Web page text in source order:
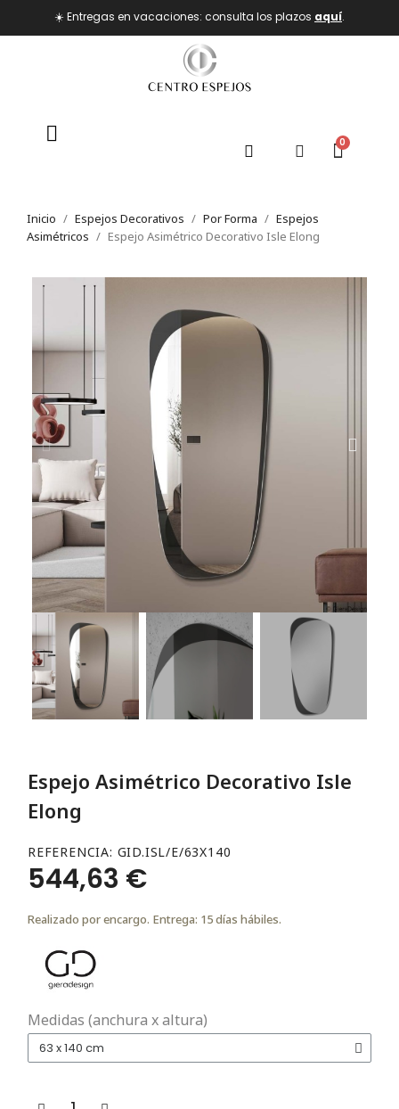
☀️ Entregas en vacaciones: consulta los plazos aquí.
Inicio Espejos Decorativos Por Forma
Espejos
Asimétricos
Espejo Asimétrico Decorativo Isle Elong
Espejo Asimétrico Decorativo Isle
Elong
REFERENCIA GID.ISL/E/63X140
544,63 €
Realizado por encargo. Entrega: 15 días hábiles.
Medidas (anchura x altura)